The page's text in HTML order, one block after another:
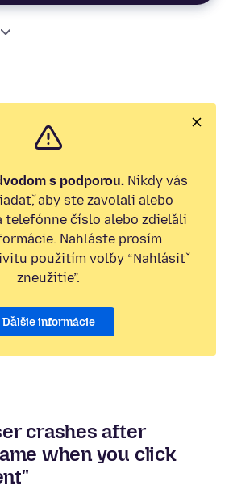
s podporou. Nikdy vás
aby ste zavolali alebo
telefónne číslo alebo zdieľali
Nahláste prosím
použitím voľby “Nahlásiť
zneužitie”.
Ďalšie informácie
crashes after
when you click